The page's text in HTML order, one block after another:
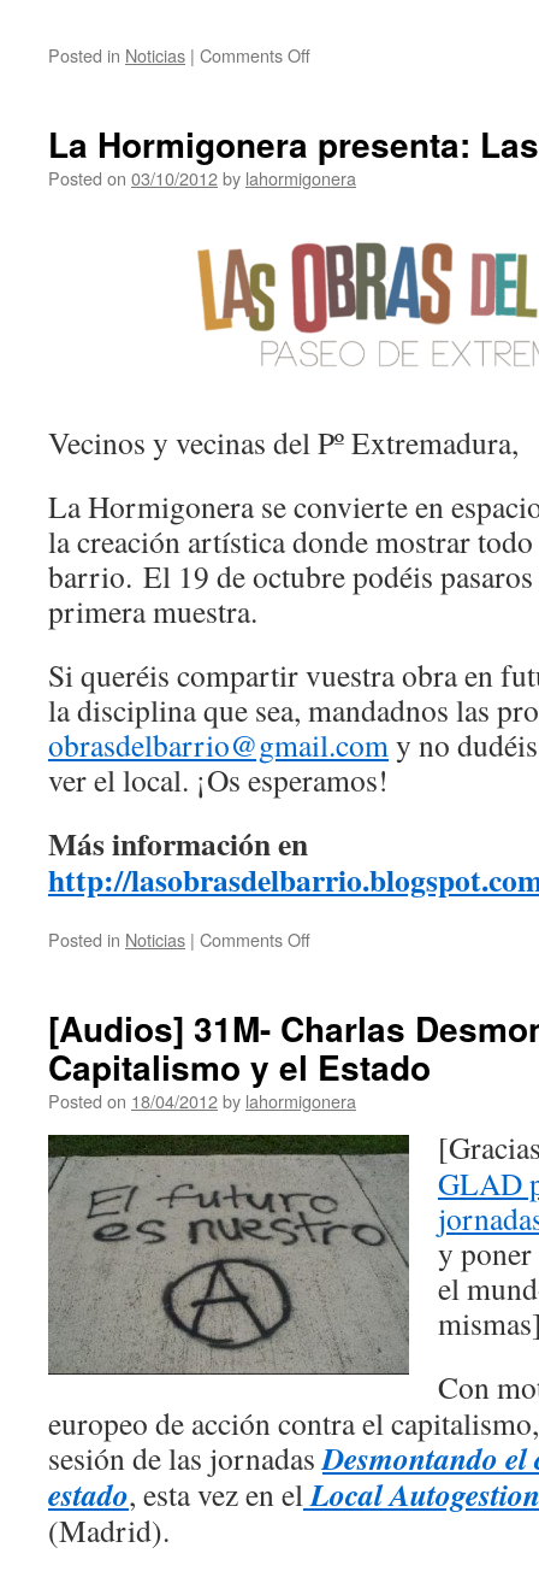
Posted in Noticias | Comments Off
La Hormigonera presenta:
Posted on 03/10/2012by lahormigonera
Vecinos y vecinas del Pº Extremadura,
La Hormigonera se convierte en
la creación artística donde mostrar
barrio. El 19 de octubre podéis
primera muestra.
Si queréis compartir vuestra obra en
la disciplina que sea, mandadnos las
obrasdelbarrio@gmail.com y no
ver el local. ¡Os esperamos!
Más información en
http://
Posted in Noticias | Comments Off
[Audios] 31M- Charlas
Capitalismo y el Estado
Posted on 18/04/2012by lahormigonera
[
GLAD
y
el
Con
europeo de acción contra el
sesión de las jornadas Desmontando
estado, esta vez en el Local
(Madrid).